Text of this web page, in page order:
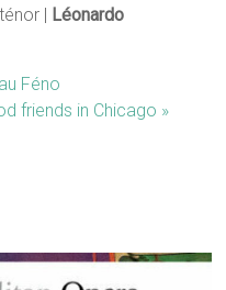
| Léonardo
au Féno
friends in Chicago »